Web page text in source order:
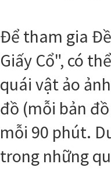
Để tham gia
Giấy Cổ", có
quái vật ảo
đồ (mỗi bản
mỗi 90 phút.
trong những